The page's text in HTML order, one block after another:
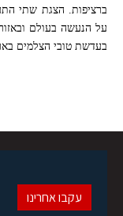
ברציפות. הצגת שתי
על הנעשה בעולם
בעדשת טובי הצלמים
עקבו אחרינו